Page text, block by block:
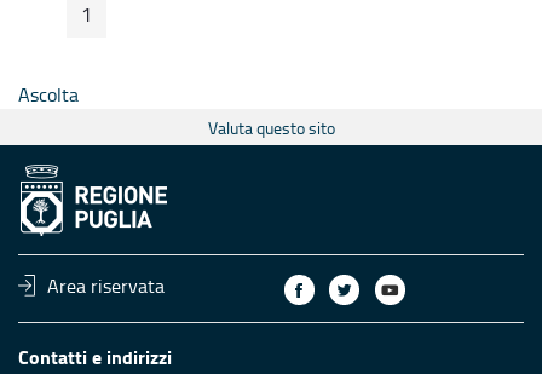
Pagina Precedente
Pagina
1
Ascolta
Valuta questo sito
Area riservata
Contatti e indirizzi